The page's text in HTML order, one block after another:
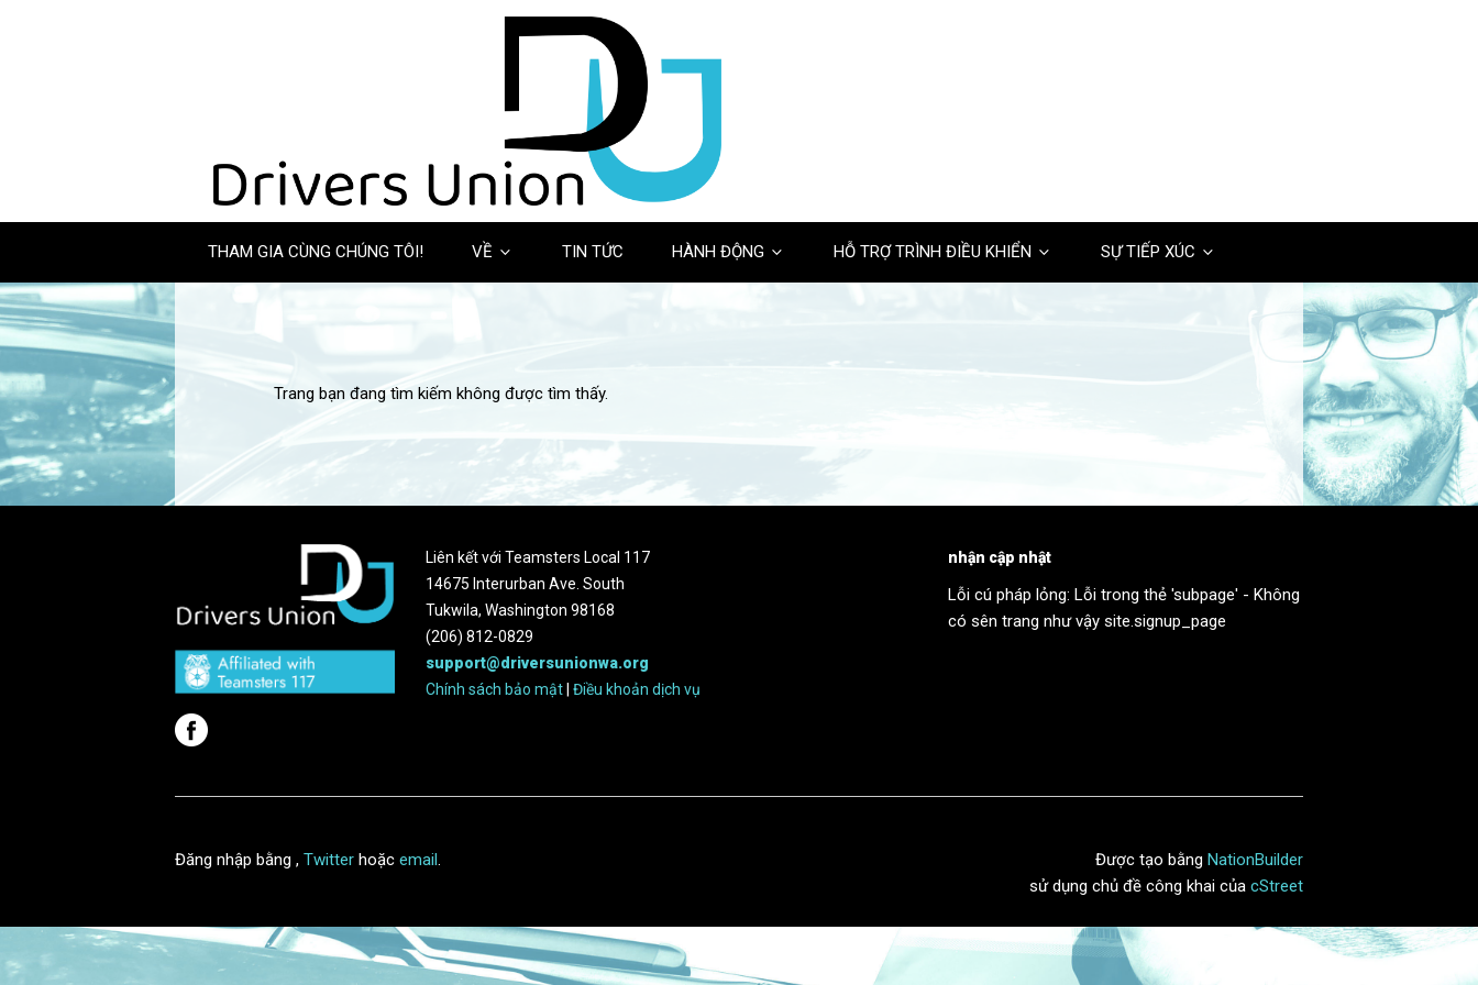
THAM GIA CÙNG CHÚNG TÔI! VỀ TIN TỨC HÀNH ĐỘNG HỖ TRỢ TRÌNH ĐIỀU KHIỂN SỰ TIẾP XÚC
Trang bạn đang tìm kiếm không được tìm thấy.
Liên kết với Teamsters Local 117
14675 Interurban Ave. South
Tukwila, Washington 98168
(206) 812-0829
support@driversunionwa.org
Chính sách bảo mật Điều khoản dịch vụ
nhận cập nhật
Lỗi cú pháp lỏng: Lỗi trong thẻ 'subpage' - Không
có sên trang như vậy site.signup_page
Đăng nhập bằng , Twitter hoặc email. Được tạo bằng NationBuilder
sử dụng chủ đề công khai của cStreet